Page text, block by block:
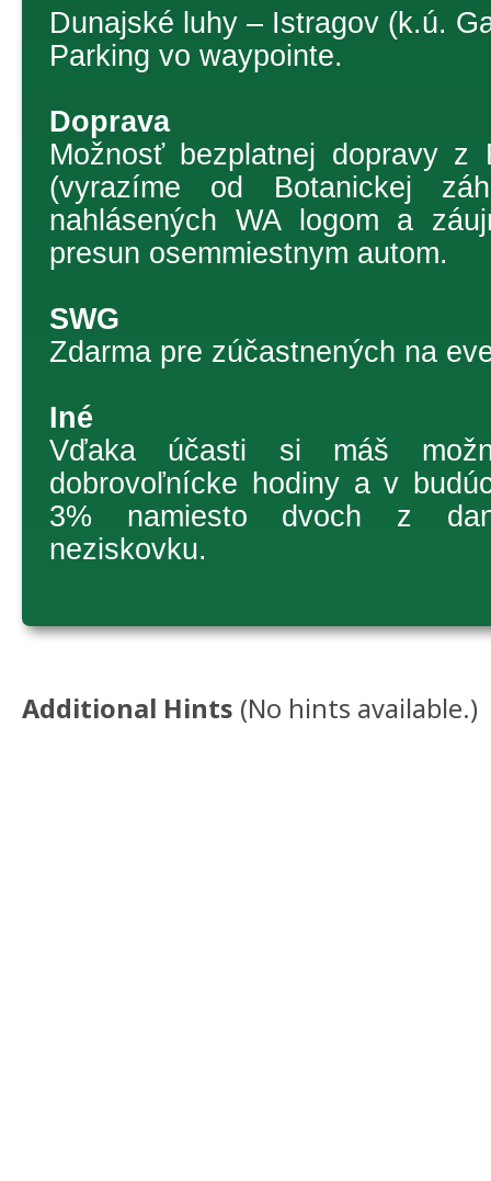
Dunajské luhy – Istragov (k.ú.
Parking vo waypointe.
Doprava
Možnosť bezplatnej dopravy z
(vyrazíme od Botanickej
nahlásených WA logom a
presun osemmiestnym autom.
SWG
Zdarma pre zúčastnených na
Iné
Vďaka účasti si máš
dobrovoľnícke hodiny a v
3% namiesto dvoch z
neziskovku.
Additional Hints (No hints available.)